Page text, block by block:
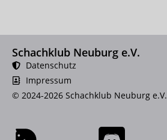
Schachklub Neuburg e.V.
Datenschutz
Impressum
© 2024-2026 Schachklub Neuburg e.V.